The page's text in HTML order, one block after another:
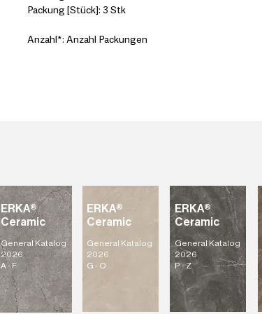
Packung [Stück]: 3 Stk
Anzahl*: Anzahl Packungen
ERKA®
Ceramic
General Katalog
2026
G - O
ERKA®
Ceramic
General Katalog
2026
A - F
ERKA®
Ceramic
General Katalog
2026
P - Z